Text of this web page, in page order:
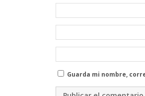
Guarda mi nombre,